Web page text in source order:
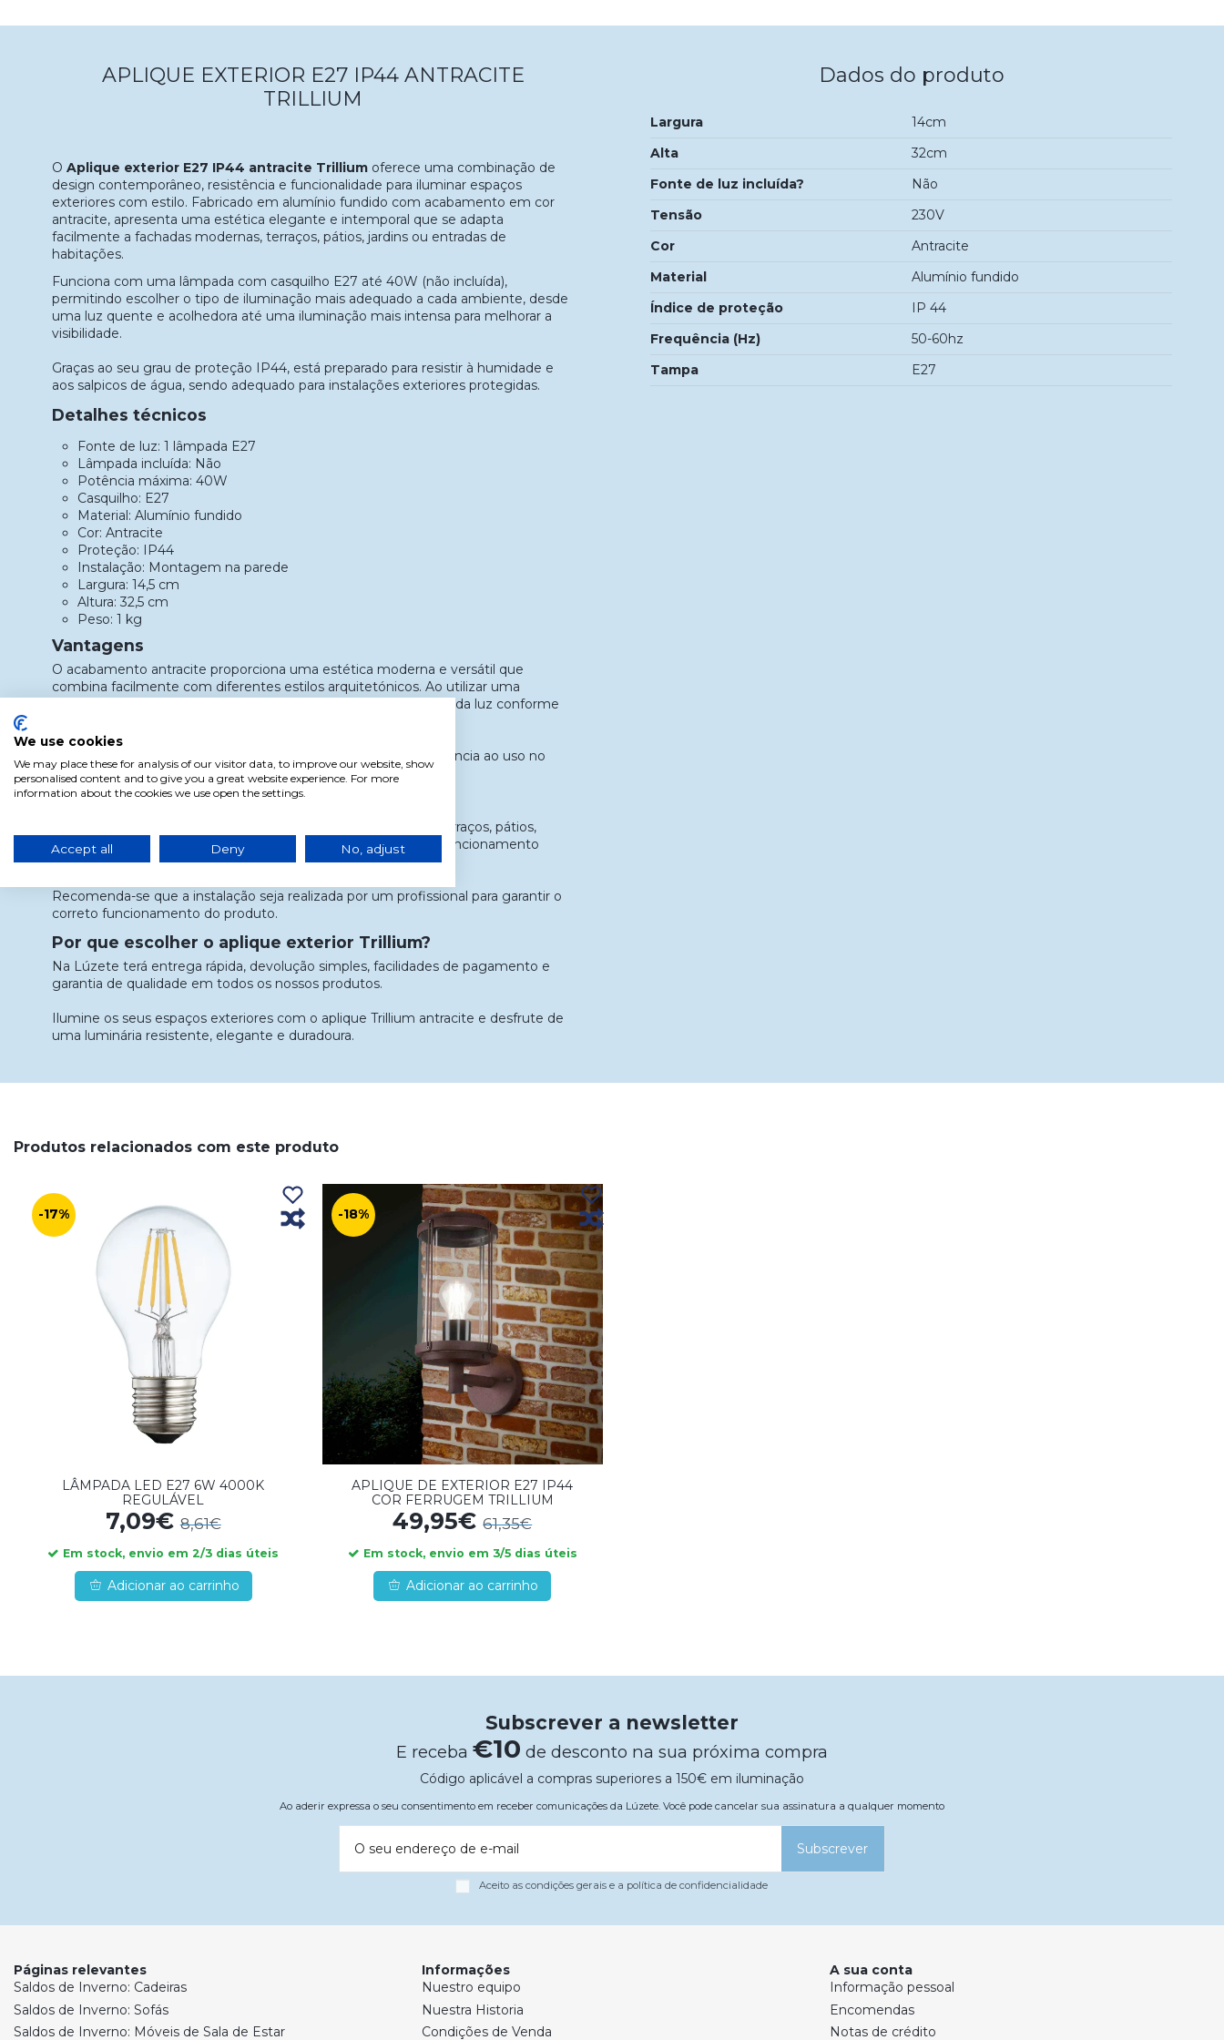
APLIQUE EXTERIOR E27 IP44 ANTRACITE
TRILLIUM
O Aplique exterior E27 IP44 antracite Trillium oferece uma combinação de
design contemporâneo, resistência e funcionalidade para iluminar espaços
exteriores com estilo. Fabricado em alumínio fundido com acabamento em cor
antracite, apresenta uma estética elegante e intemporal que se adapta
facilmente a fachadas modernas, terraços, pátios, jardins ou entradas de
habitações.
Funciona com uma lâmpada com casquilho E27 até 40W (não incluída),
permitindo escolher o tipo de iluminação mais adequado a cada ambiente, desde
uma luz quente e acolhedora até uma iluminação mais intensa para melhorar a
visibilidade.
Graças ao seu grau de proteção IP44, está preparado para resistir à humidade e
aos salpicos de água, sendo adequado para instalações exteriores protegidas.
Detalhes técnicos
Fonte de luz: 1 lâmpada E27
Lâmpada incluída: Não
Potência máxima: 40W
Casquilho: E27
Material: Alumínio fundido
Cor: Antracite
Proteção: IP44
Instalação: Montagem na parede
Largura: 14,5 cm
Altura: 32,5 cm
Peso: 1 kg
Vantagens
O acabamento antracite proporciona uma estética moderna e versátil que
combina facilmente com diferentes estilos arquitetónicos. Ao utilizar uma
lâmpada E27, permite personalizar a intensidade e a tonalidade da luz conforme
A estrutura em alumínio fundido oferece uma excelente resistência ao uso no
exterior, garantindo durabilidade e baixa manutenção.
Utilização e instalação
Este aplique foi concebido para iluminar fachadas, alpendres, terraços, pátios,
varandas ou acessos exteriores. A proteção IP44 garante um funcionamento
adequado face à humidade e aos salpicos de água.
Recomenda-se que a instalação seja realizada por um profissional para garantir o
correto funcionamento do produto.
Por que escolher o aplique exterior Trillium?
Na Lúzete terá entrega rápida, devolução simples, facilidades de pagamento e
garantia de qualidade em todos os nossos produtos.
Ilumine os seus espaços exteriores com o aplique Trillium antracite e desfrute de
uma luminária resistente, elegante e duradoura.
Dados do produto
Largura
14cm
Alta
32cm
Fonte de luz incluída?
Não
Tensão
230V
Cor
Antracite
Material
Alumínio fundido
Índice de proteção
IP 44
Frequência (Hz)
50-60hz
Tampa
E27
Produtos relacionados com este produto
-17%
LÂMPADA LED E27 6W 4000K
REGULÁVEL
7,09€8,61€
Em stock, envio em 2/3 dias úteis
Adicionar ao carrinho
-18%
APLIQUE DE EXTERIOR E27 IP44
COR FERRUGEM TRILLIUM
49,95€61,35€
Em stock, envio em 3/5 dias úteis
Adicionar ao carrinho
Subscrever a newsletter
E receba €10 de desconto na sua próxima compra
Código aplicável a compras superiores a 150€ em iluminação
Ao aderir expressa o seu consentimento em receber comunicações da Lúzete. Você pode cancelar sua assinatura a qualquer momento
O seu endereço de e-mail Subscrever
Aceito as condições gerais e a política de confidencialidade
Páginas relevantes
Saldos de Inverno: Cadeiras
Saldos de Inverno: Sofás
Saldos de Inverno: Móveis de Sala de Estar
Informações
Nuestro equipo
Nuestra Historia
Condições de Venda
A sua conta
Informação pessoal
Encomendas
Notas de crédito
We use cookies
We may place these for analysis of our visitor data, to improve our website, show
personalised content and to give you a great website experience. For more
information about the cookies we use open the settings.
Accept all Deny No, adjust